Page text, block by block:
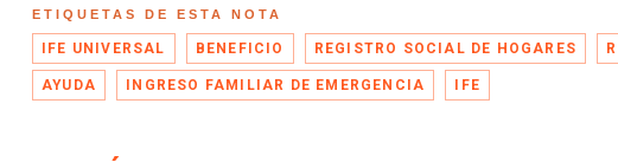
ETIQUETAS DE ESTA NOTA
IFE UNIVERSAL BENEFICIO REGISTRO SOCIAL DE HOGARES
AYUDA INGRESO FAMILIAR DE EMERGENCIA IFE